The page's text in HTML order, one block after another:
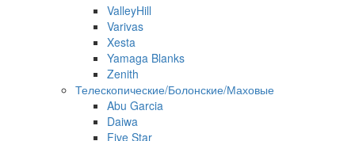
ValleyHill
Varivas
Xesta
Yamaga Blanks
Zenith
Телескопические/Болонские/Маховые
Abu Garcia
Daiwa
Five Star